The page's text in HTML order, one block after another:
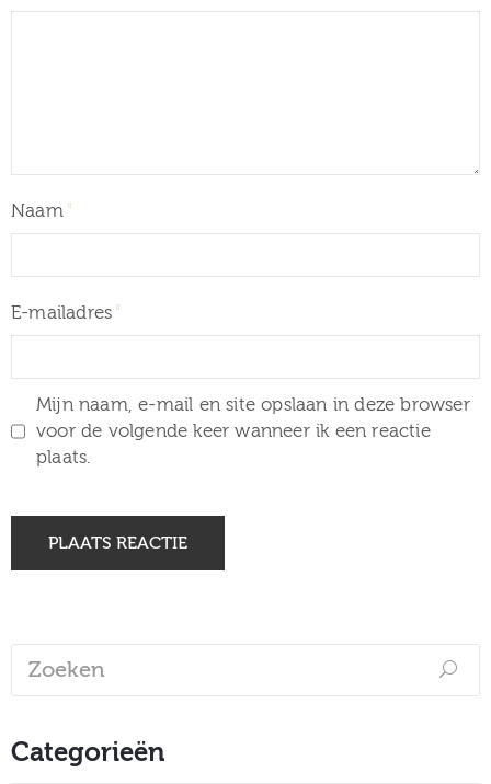
Naam
E-mailadres
Mijn naam, e-mail en site opslaan in deze browser
voor de volgende keer wanneer ik een reactie
plaats.
Categorieën